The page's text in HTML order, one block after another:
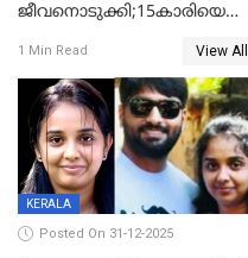
ജീവനൊടുക്കി;15കാരിയെ
കിടപ്പുമുറിയില്‍ തൂങ്ങി മരിച്ച
നിലയിൽ
1 Min Read View All
KERALA
Posted On 31-12-2025